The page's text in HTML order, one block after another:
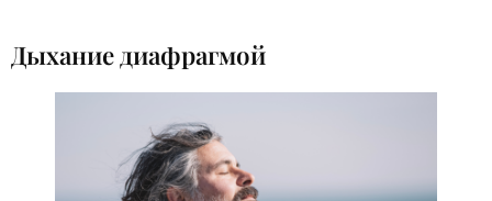
Дыхание диафрагмой